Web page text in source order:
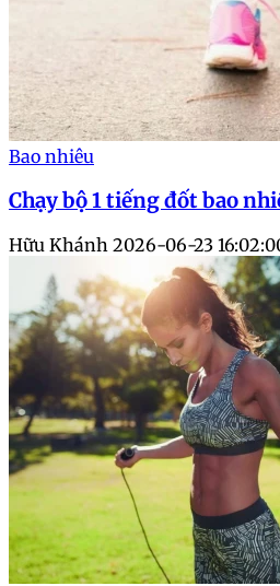
Bao nhiêu
Chạy bộ 1 tiếng đốt bao
Hữu Khánh 2026-06-23